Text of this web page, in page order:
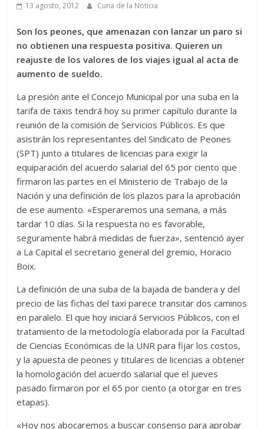
13 agosto, 2012 Cuna de la Noticia
Son los peones, que amenazan con lanzar un paro si
no obtienen una respuesta positiva. Quieren un
reajuste de los valores de los viajes igual al acta de
aumento de sueldo.
La presión ante el Concejo Municipal por una suba en la
tarifa de taxis tendrá hoy su primer capítulo durante la
reunión de la comisión de Servicios Públicos. Es que
asistirán los representantes del Sindicato de Peones
(SPT) junto a titulares de licencias para exigir la
equiparación del acuerdo salarial del 65 por ciento que
firmaron las partes en el Ministerio de Trabajo de la
Nación y una definición de los plazos para la aprobación
de ese aumento. «Esperaremos una semana, a más
tardar 10 días. Si la respuesta no es favorable,
seguramente habrá medidas de fuerza», sentenció ayer
a La Capital el secretario general del gremio, Horacio
Boix.
La definición de una suba de la bajada de bandera y del
precio de las fichas del taxi parece transitar dos caminos
en paralelo. El que hoy iniciará Servicios Públicos, con el
tratamiento de la metodología elaborada por la Facultad
de Ciencias Económicas de la UNR para fijar los costos,
y la apuesta de peones y titulares de licencias a obtener
la homologación del acuerdo salarial que el jueves
pasado firmaron por el 65 por ciento (a otorgar en tres
etapas).
«Hoy nos abocaremos a buscar consenso para aprobar